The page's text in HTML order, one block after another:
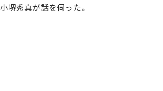
堺秀真が話を伺った。